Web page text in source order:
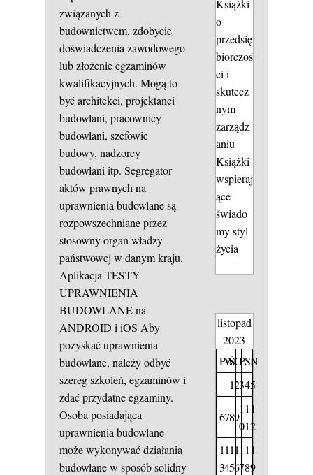
związanych z
budownictwem, zdobycie
doświadczenia zawodowego
lub złożenie egzaminów
kwalifikacyjnych. Mogą to
być architekci, projektanci
budowlani, pracownicy
budowlani, szefowie
budowy, nadzorcy
budowlani itp. Segregator
aktów prawnych na
uprawnienia budowlane są
rozpowszechniane przez
stosowny organ władzy
państwowej w danym kraju.
Aplikacja TESTY
UPRAWNIENIA
BUDOWLANE na
ANDROID i iOS Aby
pozyskać uprawnienia
budowlane, należy odbyć
szereg szkoleń, egzaminów i
zdać przydatne egzaminy.
Osoba posiadająca
uprawnienia budowlane
może wykonywać działania
budowlane w sposób solidny
Książki
o
przedsię
biorczoś
ci i
skutecz
nym
zarządz
aniu
Książki
wspieraj
ące
świado
my styl
życia
listopad
2023
PW
ŚCPSN
12345
6789
1
0
1
1
1
2
1
3
1
4
1
5
1
6
1
7
1
8
1
9